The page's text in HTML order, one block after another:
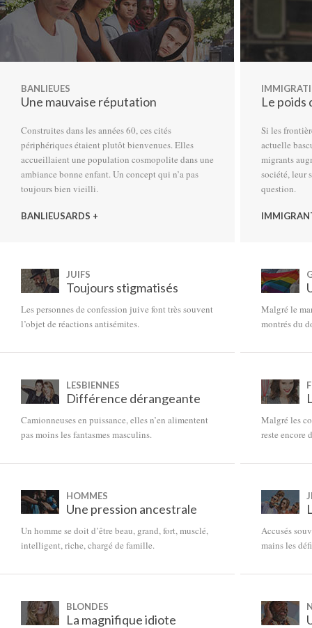
BANLIEUES
Une mauvaise réputation
Construites dans les années 60, ces cités
périphériques étaient plutôt bienvenues. Elles
accueillaient une population cosmopolite dans une
ambiance bonne enfant. Un concept qui n’a pas
toujours bien vieilli.
BANLIEUSARDS +
Le poids
Si les
actuelle
migrants
société, leur
question.
JUIFS
Toujours stigmatisés
Les personnes de confession juive font très souvent
l’objet de réactions antisémites.
Malgré le
montrés du
LESBIENNES
Différence dérangeante
Camionneuses en puissance, elles n’en alimentent
pas moins les fantasmes masculins.
Malgré les
reste encore
HOMMES
Une pression ancestrale
Un homme se doit d’être beau, grand, fort, musclé,
intelligent, riche, chargé de famille.
Accusés
mains les
BLONDES
La magnifique idiote